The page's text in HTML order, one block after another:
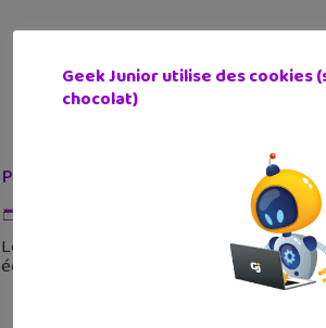
PhotoMath : l’application mobile pour
Les équations sont ton pire cauchemar
équations algébriques à ta place. Il
Geek Junior utilise des cookies
chocolat)